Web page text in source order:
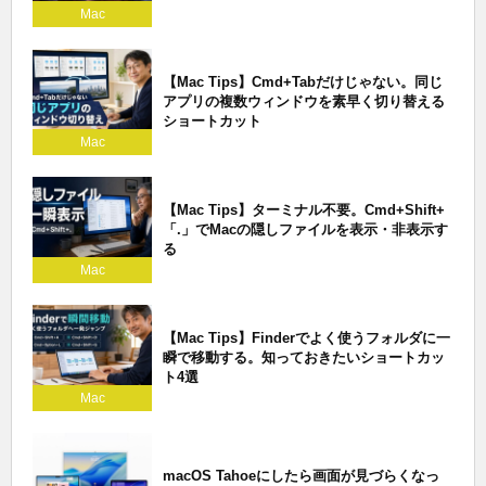
Mac
Mac
【Mac Tips】Cmd+Tabだけじゃない。同じ
アプリの複数ウィンドウを素早く切り替える
ショートカット
Mac
【Mac Tips】ターミナル不要。Cmd+Shift+
「.」でMacの隠しファイルを表示・非表示す
る
Mac
【Mac Tips】Finderでよく使うフォルダに一
瞬で移動する。知っておきたいショートカッ
ト4選
macOS Tahoeにしたら画面が見づらくなっ